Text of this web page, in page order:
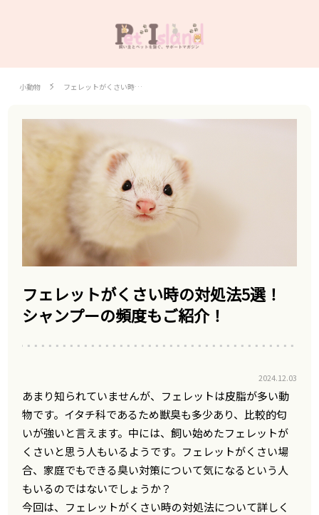
小動物 フェレットがくさい時…
フェレットがくさい時の対処法5選！
シャンプーの頻度もご紹介！
2024.12.03
あまり知られていませんが、フェレットは皮脂が多い動
物です。イタチ科であるため獣臭も多少あり、比較的匂
いが強いと言えます。中には、飼い始めたフェレットが
くさいと思う人もいるようです。フェレットがくさい場
合、家庭でもできる臭い対策について気になるという人
もいるのではないでしょうか？
今回は、フェレットがくさい時の対処法について詳しく